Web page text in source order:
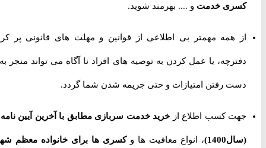
کسری خدمتو .... بهرمند شوید.
از همه مهمتر بی اطلاعی از قوانین و مهلت های قانونی پر کردن
دفترچه، یا عمل کردن به توصیه های افراد نا آگاه می تواند منجر به از
دست رفتن امتیازات و حتی جریمه شدن شما گردد.
جهت کسب اطلاع ازخرید خدمت سربازی مطابق با آخرین آیین نامه ها
(سال1400) ، انواع معافیت ها و کسری ها برای خانواده معظم شهدا،